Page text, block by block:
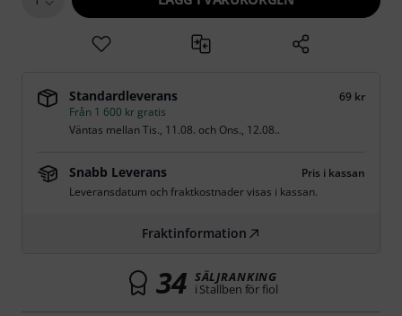
Standardleverans
69 kr
Från 1 600 kr gratis
Väntas mellanTis., 11.08. och Ons., 12.08..
Snabb Leverans
Pris i kassan
Leveransdatum och fraktkostnader visas i kassan.
Fraktinformation
34 SÄLJRANKING
i Stallben för fiol